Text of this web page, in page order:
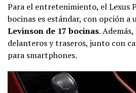
Para el entretenimiento, el Lexus
bocinas es estándar, con opción a
Levinson de 17 bocinas.
delanteros y traseros, junto con
para smartphones.